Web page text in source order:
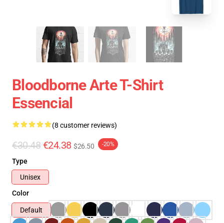
Bloodborne Arte T-Shirt
Essencial
(8 customer reviews)
€30.48 €24.38 $26.50 -20%
Type
Unisex
Color
Default